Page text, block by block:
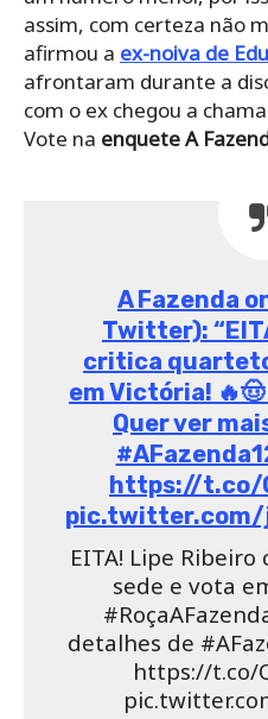
assim, com certeza não
afirmou a ex-noiva de
afrontaram durante a
com o ex chegou a
Vote na enquete A
A Fazenda
Twitter):
critica
em Victória!
Quer ver
https://t.co/
pic.twitter.com/
EITA! Lipe
sede e vota
detalhes de
https://t.co/